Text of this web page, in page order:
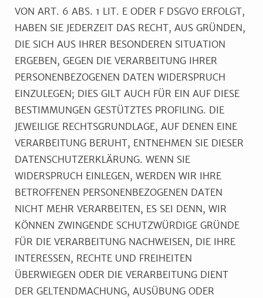
VON ART. 6 ABS. 1 LIT. E ODER F DSGVO ERFOLGT,
HABEN SIE JEDERZEIT DAS RECHT, AUS GRÜNDEN,
DIE SICH AUS IHRER BESONDEREN SITUATION
ERGEBEN, GEGEN DIE VERARBEITUNG IHRER
PERSONENBEZOGENEN DATEN WIDERSPRUCH
EINZULEGEN; DIES GILT AUCH FÜR EIN AUF DIESE
BESTIMMUNGEN GESTÜTZTES PROFILING. DIE
JEWEILIGE RECHTSGRUNDLAGE, AUF DENEN EINE
VERARBEITUNG BERUHT, ENTNEHMEN SIE DIESER
DATENSCHUTZERKLÄRUNG. WENN SIE
WIDERSPRUCH EINLEGEN, WERDEN WIR IHRE
BETROFFENEN PERSONENBEZOGENEN DATEN
NICHT MEHR VERARBEITEN, ES SEI DENN, WIR
KÖNNEN ZWINGENDE SCHUTZWÜRDIGE GRÜNDE
FÜR DIE VERARBEITUNG NACHWEISEN, DIE IHRE
INTERESSEN, RECHTE UND FREIHEITEN
ÜBERWIEGEN ODER DIE VERARBEITUNG DIENT
DER GELTENDMACHUNG, AUSÜBUNG ODER